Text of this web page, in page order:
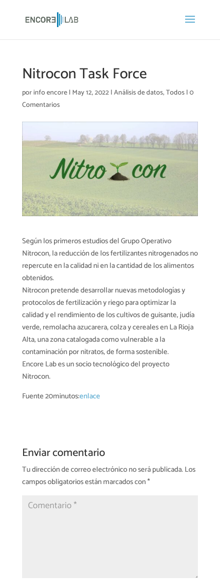
Nitrocon Task Force
porinfo encore| May 12, 2022|Análisis de datos,Todos|0
Comentarios
Según los primeros estudios del Grupo Operativo
Nitrocon, la reducción de los fertilizantes nitrogenados no
repercute en la calidad ni en la cantidad de los alimentos
obtenidos.
Nitrocon pretende desarrollar nuevas metodologías y
protocolos de fertilización y riego para optimizar la
calidad y el rendimiento de los cultivos de guisante, judía
verde, remolacha azucarera, colza y cereales en La Rioja
Alta, una zona catalogada como vulnerable a la
contaminación por nitratos, de forma sostenible.
Encore Lab es un socio tecnológico del proyecto
Nitrocon.
Fuente 20minutos:enlace
Enviar comentario
Tu dirección de correo electrónico no será publicada. Los
campos obligatorios están marcados con*